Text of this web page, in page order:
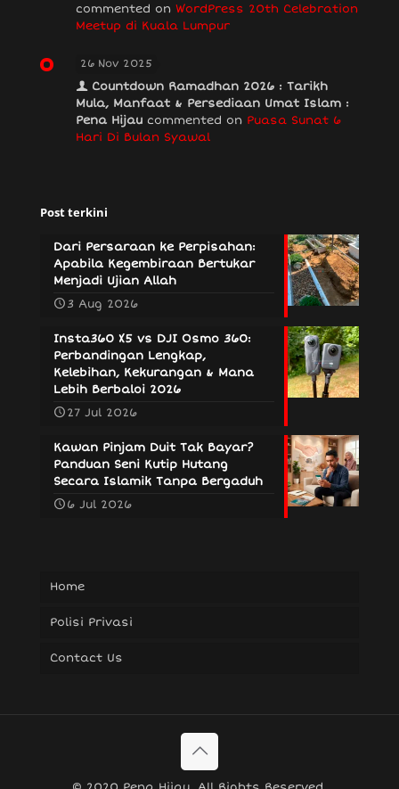
commented on WordPress 20th Celebration
Meetup di Kuala Lumpur
26 Nov 2025
Countdown Ramadhan 2026 : Tarikh
Mula, Manfaat & Persediaan Umat Islam :
Pena Hijau commented on Puasa Sunat 6
Hari Di Bulan Syawal
Post terkini
Dari Persaraan ke Perpisahan:
Apabila Kegembiraan Bertukar
Menjadi Ujian Allah
3 Aug 2026
Insta360 X5 vs DJI Osmo 360:
Perbandingan Lengkap,
Kelebihan, Kekurangan & Mana
Lebih Berbaloi 2026
27 Jul 2026
Kawan Pinjam Duit Tak Bayar?
Panduan Seni Kutip Hutang
Secara Islamik Tanpa Bergaduh
6 Jul 2026
Home
Polisi Privasi
Contact Us